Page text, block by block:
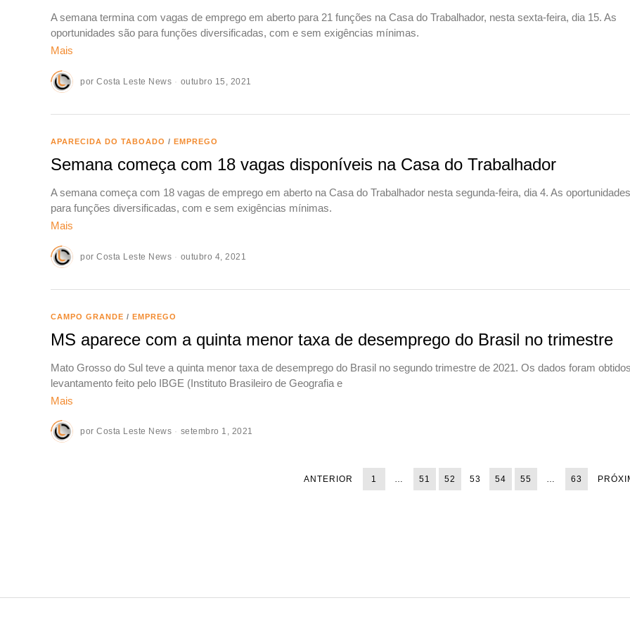
A semana termina com vagas de emprego em aberto para 21 funções na Casa do Trabalhador, nesta sexta-feira, dia 15. As
oportunidades são para funções diversificadas, com e sem exigências mínimas.
Mais
por Costa Leste News outubro 15, 2021
APARECIDA DO TABOADO / EMPREGO
Semana começa com 18 vagas disponíveis na Casa do Trabalhador
A semana começa com 18 vagas de emprego em aberto na Casa do Trabalhador nesta segunda-feira, dia 4. As
para funções diversificadas, com e sem exigências mínimas.
Mais
por Costa Leste News outubro 4, 2021
CAMPO GRANDE / EMPREGO
MS aparece com a quinta menor taxa de desemprego do Brasil no trimestre
Mato Grosso do Sul teve a quinta menor taxa de desemprego do Brasil no segundo trimestre de 2021. Os dados foram
levantamento feito pelo IBGE (Instituto Brasileiro de Geografia e
Mais
por Costa Leste News setembro 1, 2021
ANTERIOR 1 … 51 52 53 54 55 … 63